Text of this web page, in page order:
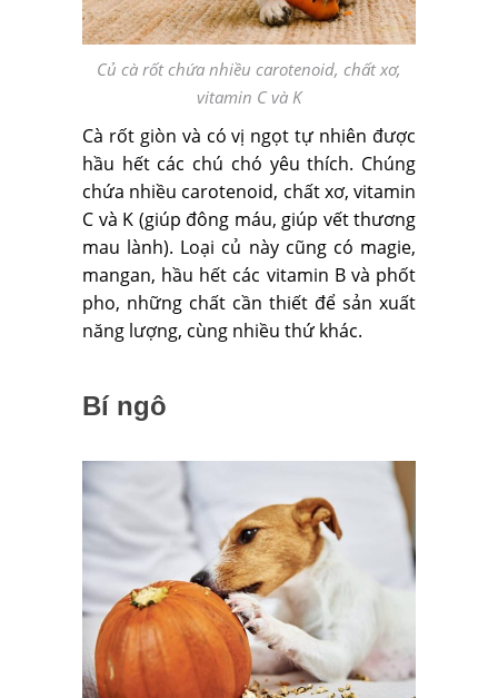
Củ cà rốt chứa nhiều carotenoid, chất xơ,
vitamin C và K
Cà rốt giòn và có vị ngọt tự nhiên được
hầu hết các chú chó yêu thích. Chúng
chứa nhiều carotenoid, chất xơ, vitamin
C và K (giúp đông máu, giúp vết thương
mau lành). Loại củ này cũng có magie,
mangan, hầu hết các vitamin B và phốt
pho, những chất cần thiết để sản xuất
năng lượng, cùng nhiều thứ khác.
Bí ngô